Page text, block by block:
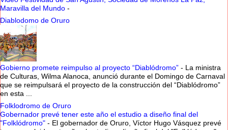
Maravilla del Mundo -
Diablodomo de Oruro
Gobierno promete reimpulso al proyecto “Diablódromo” - La ministra
de Culturas, Wilma Alanoca, anunció durante el Domingo de Carnaval
que se reimpulsará el proyecto de la construcción del “Diablódromo”
en esta ...
Folklodromo de Oruro
Gobernador prevé tener este año el estudio a diseño final del
"Folklódromo" - El gobernador de Oruro, Víctor Hugo Vásquez prevé